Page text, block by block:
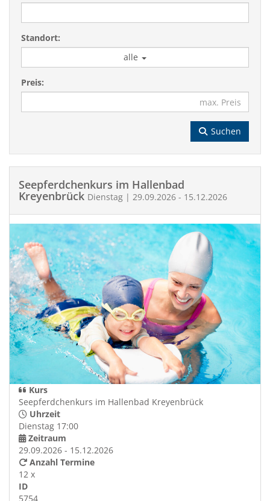
Standort:
alle
Preis:
Suchen
Seepferdchenkurs im Hallenbad
Kreyenbrück Dienstag | 29.09.2026 - 15.12.2026
Kurs
Seepferdchenkurs im Hallenbad Kreyenbrück
Uhrzeit
Dienstag 17:00
Zeitraum
29.09.2026 - 15.12.2026
Anzahl Termine
12 x
ID
5754